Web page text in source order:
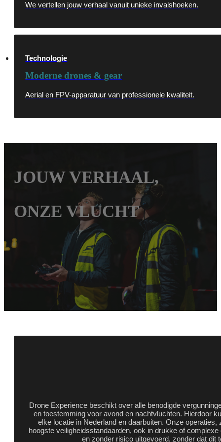
We vertellen jouw verhaal vanuit unieke invalshoeken.
Technologie
Moderne drones & gear
Aerial en FPV-apparatuur van professionele kwaliteit.
JOUW VERHAAL,
ONZE VLUCHT
Drone Experience beschikt over alle benodigde
en toestemming voor avond en nachtvluchten. Hierdoor
elke locatie in Nederland en daarbuiten. Onze
hoogste veiligheidsstandaarden, ook in drukke of
en zonder risico uitgevoerd, zonder dat dit